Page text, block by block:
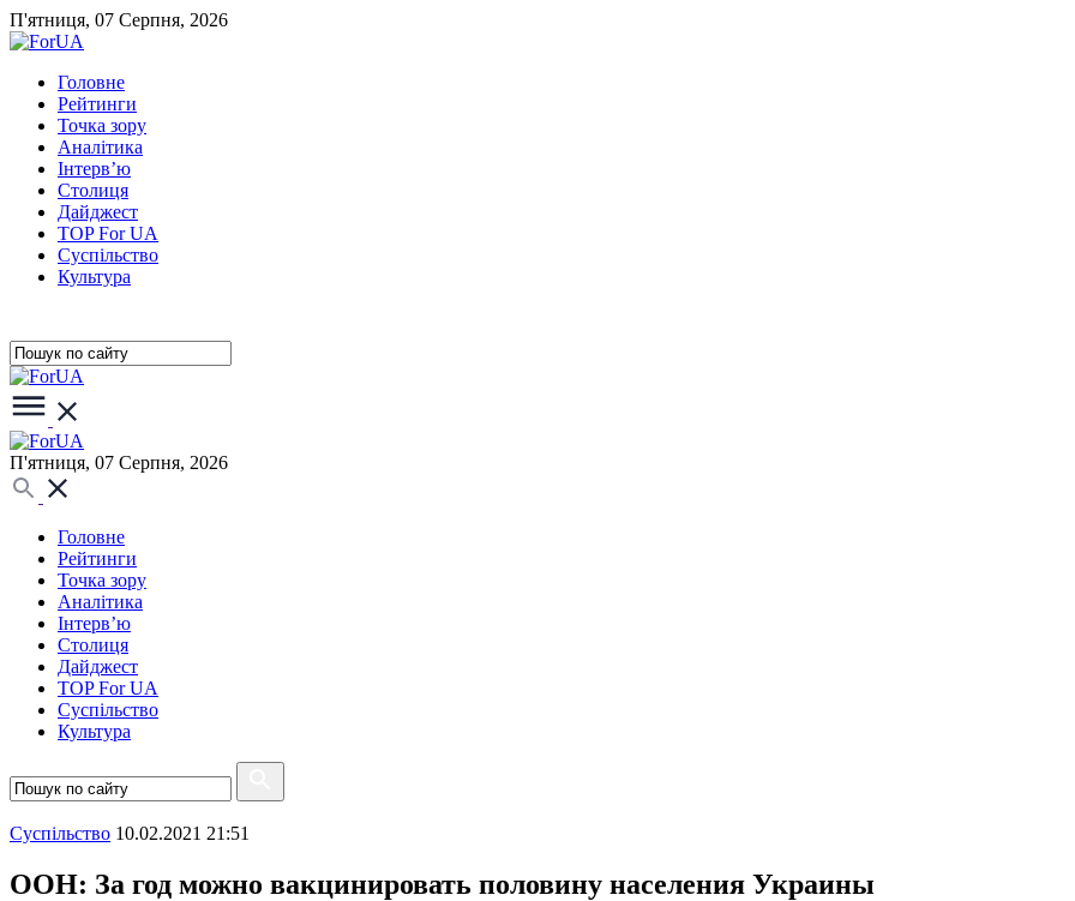
П'ятниця, 07 Серпня, 2026
Головне
Рейтинги
Точка зору
Аналітика
Інтерв’ю
Столиця
Дайджест
TOP For UA
Суспiльство
Культура
П'ятниця, 07 Серпня, 2026
Головне
Рейтинги
Точка зору
Аналітика
Інтерв’ю
Столиця
Дайджест
TOP For UA
Суспiльство
Культура
Суспiльство 10.02.2021 21:51
ООН: За год можно вакцинировать половину населения Украины